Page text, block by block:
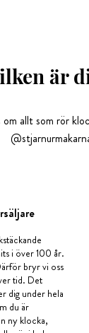
är
allt som rör
i över 100 år.
bryr vi oss
tid. Det
dig under hela
du är
ny klocka,